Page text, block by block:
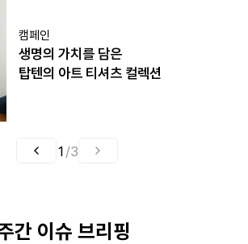
캠페인
생명의 가치를 담은
탑텐의 아트 티셔츠 컬렉션
1/3
간 이슈 브리핑